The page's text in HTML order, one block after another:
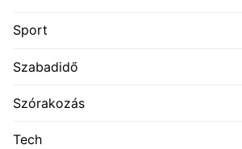
Sport
Szabadidő
Szórakozás
Tech